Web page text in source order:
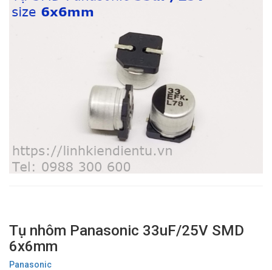
Tụ nhôm Panasonic 33uF/25V SMD
6x6mm
Panasonic